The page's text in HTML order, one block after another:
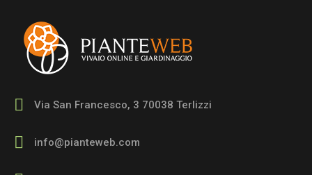
Via San Francesco, 3 70038 Terlizzi
info@pianteweb.com